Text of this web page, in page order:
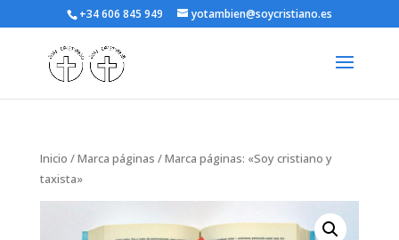
+34 606 845 949 yotambien@soycristiano.es
Inicio /Marca páginas / Marca páginas: «Soy cristiano y
taxista»